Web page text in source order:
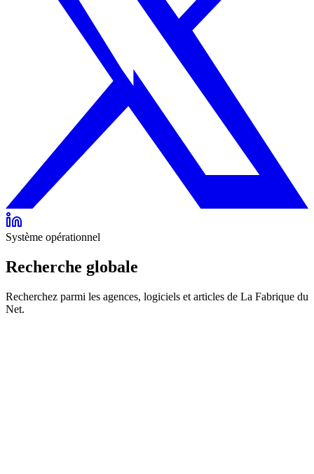
Système opérationnel
Recherche globale
Recherchez parmi les agences, logiciels et articles de La Fabrique du
Net.